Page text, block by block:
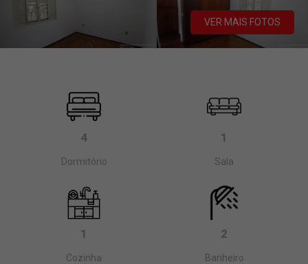
VER MAIS FOTOS
4
Dormitório
1
Sala
1
Cozinha
2
Banheiro